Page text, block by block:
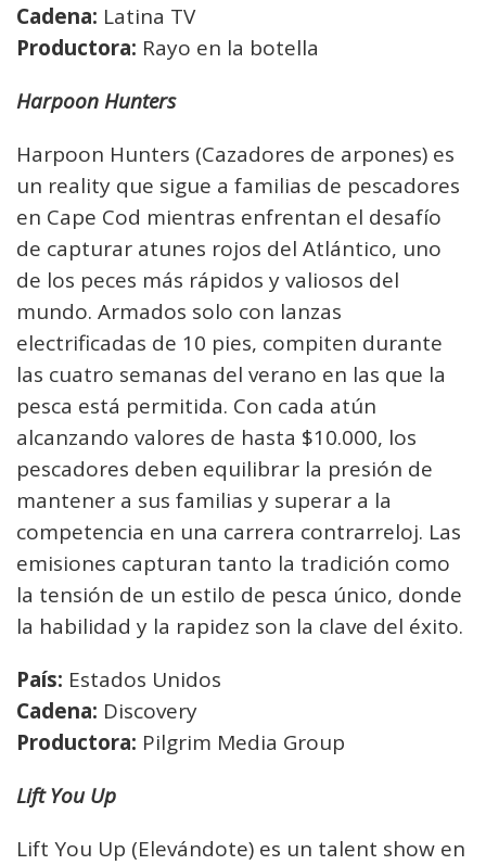
Cadena: Latina TV
Productora: Rayo en la botella
Harpoon Hunters
Harpoon Hunters (Cazadores de arpones) es
un reality que sigue a familias de pescadores
en Cape Cod mientras enfrentan el desafío
de capturar atunes rojos del Atlántico, uno
de los peces más rápidos y valiosos del
mundo. Armados solo con lanzas
electrificadas de 10 pies, compiten durante
las cuatro semanas del verano en las que la
pesca está permitida. Con cada atún
alcanzando valores de hasta $10.000, los
pescadores deben equilibrar la presión de
mantener a sus familias y superar a la
competencia en una carrera contrarreloj. Las
emisiones capturan tanto la tradición como
la tensión de un estilo de pesca único, donde
la habilidad y la rapidez son la clave del éxito.
País: Estados Unidos
Cadena: Discovery
Productora: Pilgrim Media Group
Lift You Up
Lift You Up (Elevándote) es un talent show en